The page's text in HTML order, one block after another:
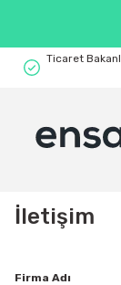
Ticaret
İletişim
Firma Adı